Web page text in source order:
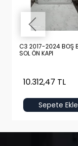
C3 2017-2024 BOŞ BEYAZ
SOL ÖN KAPI
10.312,47 TL
Sepete Ekle